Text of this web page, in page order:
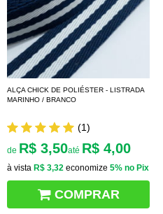
ALÇA CHICK DE POLIÉSTER - LISTRADA
MARINHO / BRANCO
(1)
de R$ 3,50até R$ 4,00
à vista R$ 3,32 economize 5% no Pix
COMPRAR